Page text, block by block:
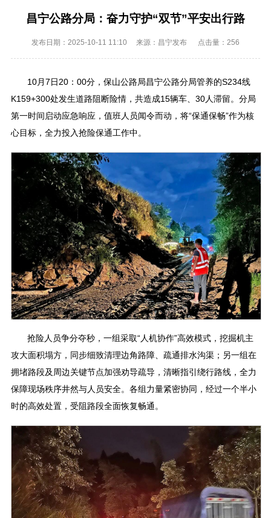
昌宁公路分局：奋力守护“双节”平安出行路
发布日期：2025-10-11 11:10 来源：昌宁发布 点击量： 256
10月7日20：00分，保山公路局昌宁公路分局管养的S234线
K159+300处发生道路阻断险情，共造成15辆车、30人滞留。分局
第一时间启动应急响应，值班人员闻令而动，将“保通保畅”作为核
心目标，全力投入抢险保通工作中。
抢险人员争分夺秒，一组采取“人机协作”高效模式，挖掘机主
攻大面积塌方，同步细致清理边角路障、疏通排水沟渠；另一组在
拥堵路段及周边关键节点加强劝导疏导，清晰指引绕行路线，全力
保障现场秩序井然与人员安全。各组力量紧密协同，经过一个半小
时的高效处置，受阻路段全面恢复畅通。